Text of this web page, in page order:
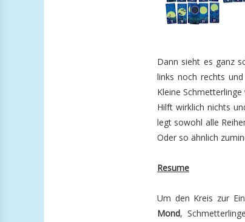
Dann sieht es ganz
links noch rechts
Kleine
Hilft wirklich nichts
legt sowohl alle
Oder so ähnlich
Resume
Um den Kreis zur
Mond,